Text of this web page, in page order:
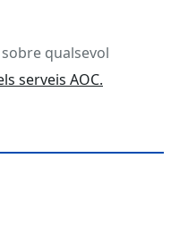
qualsevol
serveis AOC.